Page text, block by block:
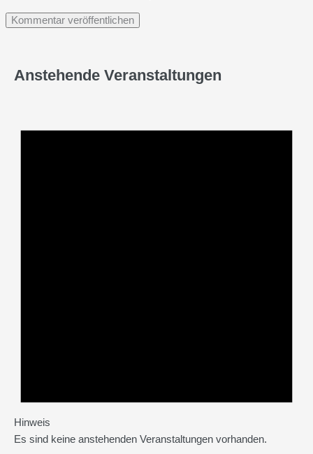
Anstehende Veranstaltungen
Hinweis
Es sind keine anstehenden Veranstaltungen vorhanden.